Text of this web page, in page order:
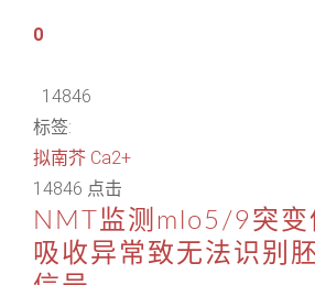
0
14846
标签:
拟南芥 Ca2+
14846 点击
NMT监测mlo5/9突变
吸收异常致无法识别